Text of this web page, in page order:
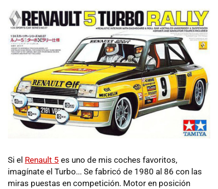
Si el Renault 5 es uno de mis coches favoritos,
imagínate el Turbo... Se fabricó de 1980 al 86 con las
miras puestas en competición. Motor en posición